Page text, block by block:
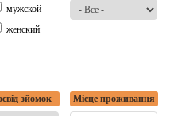
мужской
женский
зйомок Місце проживання